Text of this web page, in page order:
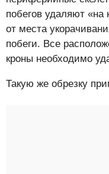
побегов удаляют «на
от места
побеги. Все
кроны необходимо
Такую же обрезку